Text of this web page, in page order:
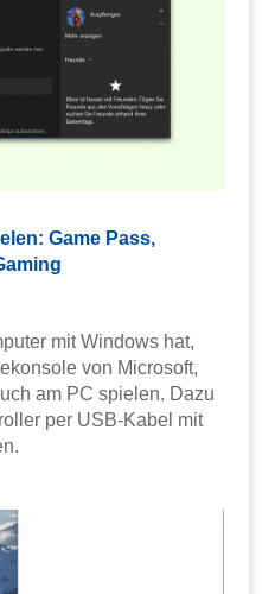
Game Pass,
mit Windows hat,
von Microsoft,
am PC spielen. Dazu
per USB-Kabel mit